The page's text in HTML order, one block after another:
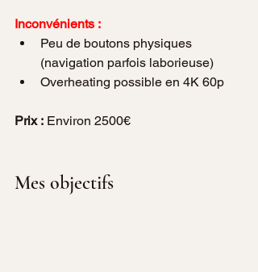
Inconvénients :
Peu de boutons physiques
(navigation parfois laborieuse)
Overheating possible en 4K 60p
Prix : Environ 2500€
Mes objectifs